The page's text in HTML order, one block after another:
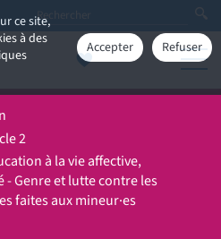
ce site,
à des
Accepter Refuser
2
à la vie affective,
Genre et lutte contre les
faites aux mineur·es